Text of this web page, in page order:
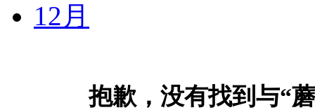
12月
抱歉，没有找到与“